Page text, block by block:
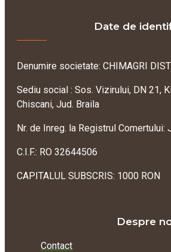
Date de
Denumire societate: CHIMAGRI
Sediu social : Sos. Vizirului, DN 21,
Chiscani, Jud. Braila
Nr. de Inreg. la Registrul
C.I.F.: RO 32644506
CAPITALUL SUBSCRIS: 1000 RON
Despre
Contact